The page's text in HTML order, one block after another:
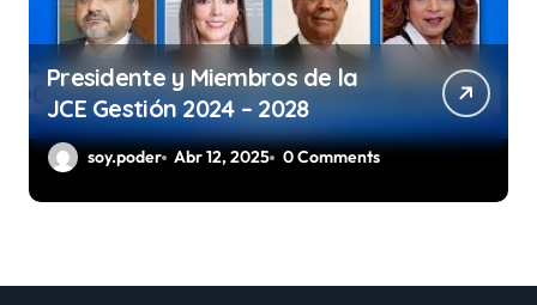
Presidente y Miembros de la
JCE Gestión 2024 – 2028
soy.poder Abr 12, 2025 0 Comments